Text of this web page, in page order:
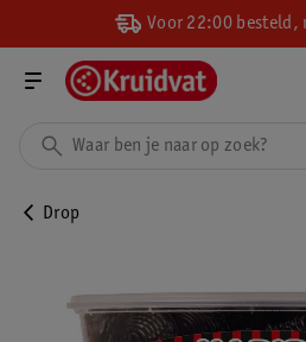
Voor 22:00 besteld,
Drop